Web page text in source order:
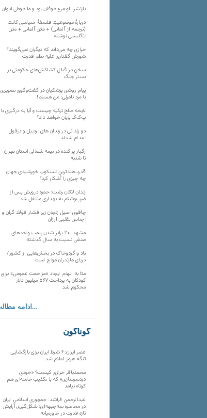
بازنشر: او مرغ طوفان بود و ما طوطی ایوان
دربارهٔ موضوعیتِ فلسفهٔ سیاسیِ کانت
(ترجمه از آلمانی) + متن آلمانی + متن
انگلیسی نوشته
خرازی چه می‌داند که دیگران نمی‌گویند؟؛
شورشِ گفتاری علیه نظم قدرت
سخن در قبال کشاکش‌های حکومتی بر
بستر جنگ
پیام روشن پزشکیان در گفت‌و‌گوی تصویری
با مرد نامرئی: من هستم!
لایحه صلح ترکیه چیست و آیا به درگیری با
پ‌ک‌ک پایان خواهد داد؟
دو زندانی در زندان های اردبیل و دزفول
اعدام شدند
رگبار پراکنده در نیمه شمالی استان تهران
تا شنبه
قدرت‌مندترین تلسکوپ خورشیدی جهان
چه چیزی را آشکار کرد؟
زندان لاکان رشت؛ حمزه درویش پس از
ضرب‌وشتم به بهداری منتقل شد
چاقوی اصیل زنجان زیر فشار فولاد گران و
اجناس تقلبی ارزان
مشهد؛ ۲۰ برابر شدن پلمب واحدهای
صنفی نسبت به سال گذشته
باد و گردوخاک در بخش‌هایی از کشور/
دریای مازندران مواج است
متا به اتهام ایجاد «مزاحمت عمومی» برای
کودکان به پرداخت ۵۶۷ میلیون دلار
محکوم شد
ادامه مطالب...
گوناگون
عصر ایران: ۶ شرط ایران برای بازگشایی
تنگه هرمز اعلام شد
محمدباقر خرازی کیست؟ «خودیِ
دردسرسازی» که با تکذیب خامنه‌ای هم
کوتاه نیامد
عبدالرحمن الراشد: جمهوری اسلامی ایران
در محاصره سه‌جبهه‌ای؛ شکل‌گیری آرایش
تازه قدرت در خاورمیانه